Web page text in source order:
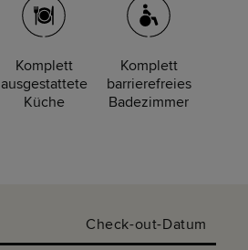
Komplett
ausgestattete
Küche
Komplett
barrierefreies
Badezimmer
Check-out-Datum